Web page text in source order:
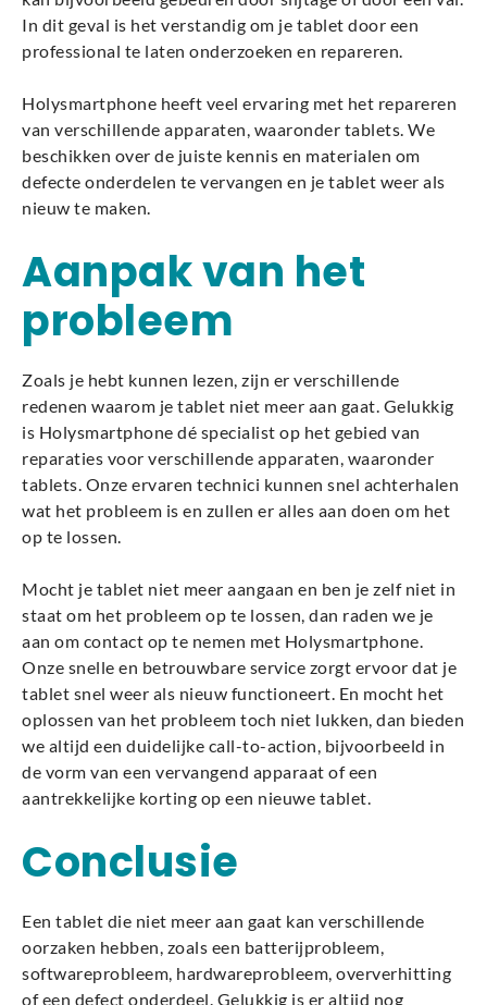
In dit geval is het verstandig om je tablet door een
professional te laten onderzoeken en repareren.
Holysmartphone heeft veel ervaring met het repareren
van verschillende apparaten, waaronder tablets. We
beschikken over de juiste kennis en materialen om
defecte onderdelen te vervangen en je tablet weer als
nieuw te maken.
Aanpak van het
probleem
Zoals je hebt kunnen lezen, zijn er verschillende
redenen waarom je tablet niet meer aan gaat. Gelukkig
is Holysmartphone dé specialist op het gebied van
reparaties voor verschillende apparaten, waaronder
tablets. Onze ervaren technici kunnen snel achterhalen
wat het probleem is en zullen er alles aan doen om het
op te lossen.
Mocht je tablet niet meer aangaan en ben je zelf niet in
staat om het probleem op te lossen, dan raden we je
aan om contact op te nemen met Holysmartphone.
Onze snelle en betrouwbare service zorgt ervoor dat je
tablet snel weer als nieuw functioneert. En mocht het
oplossen van het probleem toch niet lukken, dan bieden
we altijd een duidelijke call-to-action, bijvoorbeeld in
de vorm van een vervangend apparaat of een
aantrekkelijke korting op een nieuwe tablet.
Conclusie
Een tablet die niet meer aan gaat kan verschillende
oorzaken hebben, zoals een batterijprobleem,
softwareprobleem, hardwareprobleem, oververhitting
of een defect onderdeel. Gelukkig is er altijd nog